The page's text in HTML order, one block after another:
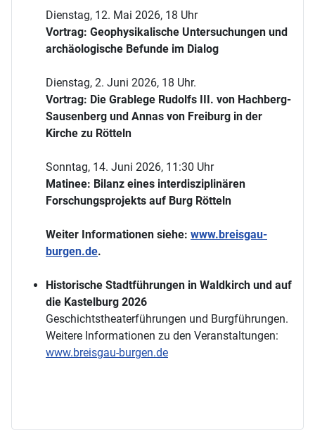
Dienstag, 12. Mai 2026, 18 Uhr
Vortrag: Geophysikalische Untersuchungen und
archäologische Befunde im Dialog
Dienstag, 2. Juni 2026, 18 Uhr.
Vortrag: Die Grablege Rudolfs III. von Hachberg-
Sausenberg und Annas von Freiburg in der
Kirche zu Rötteln
Sonntag, 14. Juni 2026, 11:30 Uhr
Matinee: Bilanz eines interdisziplinären
Forschungsprojekts auf Burg Rötteln
Weiter Informationen siehe: www.breisgau-
burgen.de.
Historische Stadtführungen in Waldkirch und auf
die Kastelburg 2026
Geschichtstheaterführungen und Burgführungen.
Weitere Informationen zu den Veranstaltungen:
www.breisgau-burgen.de